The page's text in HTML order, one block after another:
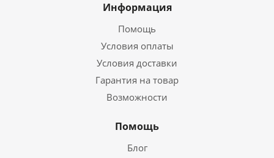
Информация
Помощь
Условия оплаты
Условия доставки
Гарантия на товар
Возможности
Помощь
Блог